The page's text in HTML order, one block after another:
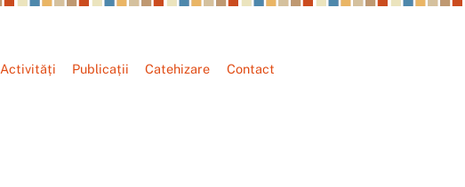
Activități Publicații Catehizare Contact